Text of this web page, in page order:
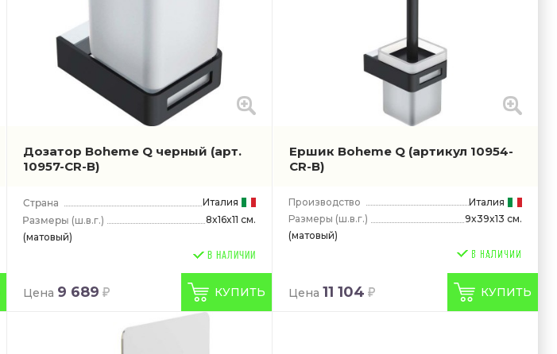
Дозатор Boheme Q черный (арт.
10957-CR-B)
Италия
(ш.в.г.)
8x16x11 см.
(матовый)
В НАЛИЧИИ
Цена 9 689 КУПИТЬ
Ершик Boheme Q (артикул 10954-
CR-B)
Производство
Италия
Размеры (ш.в.г.)
9x39x13 см.
(матовый)
Цена 11 104 КУПИТЬ